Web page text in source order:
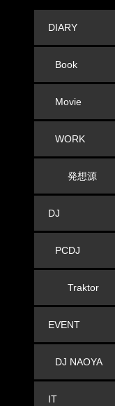
DIARY
Book
Movie
WORK
発想源
DJ
PCDJ
Traktor
EVENT
DJ NAOYA
IT